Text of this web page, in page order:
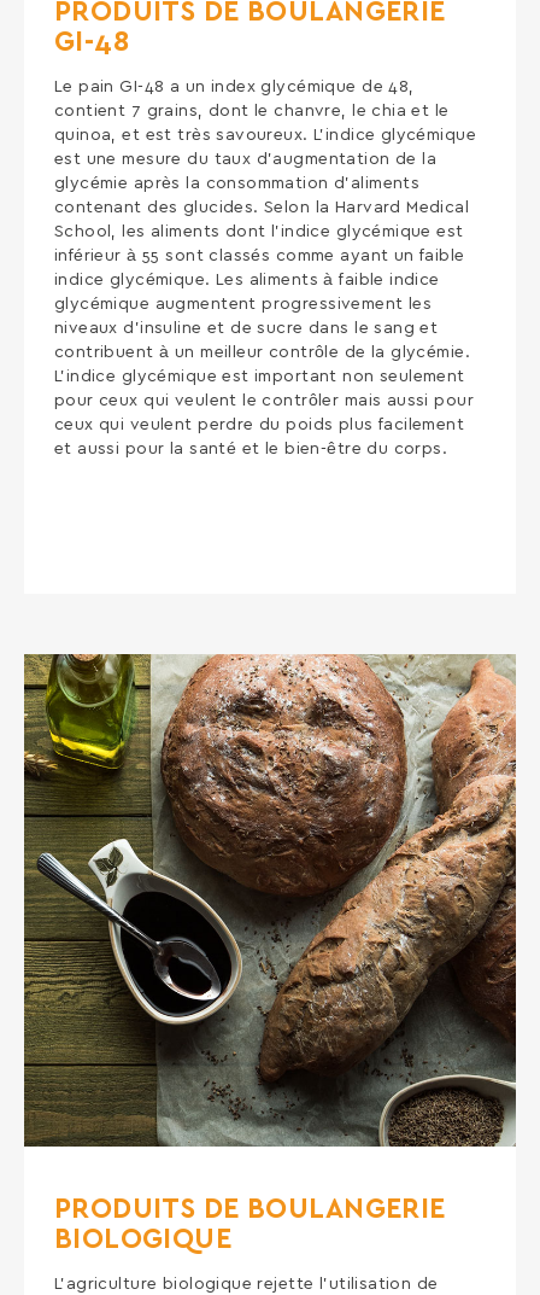
PRODUITS DE BOULANGERIE
GI-48
Le pain GI-48 a un index glycémique de 48,
contient 7 grains, dont le chanvre, le chia et le
quinoa, et est très savoureux. L’indice glycémique
est une mesure du taux d’augmentation de la
glycémie après la consommation d’aliments
contenant des glucides. Selon la Harvard Medical
School, les aliments dont l’indice glycémique est
inférieur à 55 sont classés comme ayant un faible
indice glycémique. Les aliments à faible indice
glycémique augmentent progressivement les
niveaux d’insuline et de sucre dans le sang et
contribuent à un meilleur contrôle de la glycémie.
L’indice glycémique est important non seulement
pour ceux qui veulent le contrôler mais aussi pour
ceux qui veulent perdre du poids plus facilement
et aussi pour la santé et le bien-être du corps.
PRODUITS DE BOULANGERIE
BIOLOGIQUE
L’agriculture biologique rejette l’utilisation de